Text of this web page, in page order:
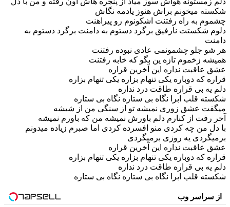
شکسته میخونم براش هنوز یادمه نگاش
چشموم به راه رفتنت اشکونوم رو پیراهنت
دلوم شکستت نارفیق برگرد دستوم به دامنت برگرد دستوم به
دامنت
هر شو جلو چشمونمی عادی نبوده رفتنت
همیشه زخموم تازه ین بگو که خابه رفتنت
عشق عاقبت نداره این آخرین قراره
قراره که دوباره یکی تنهام بزاره یکی تنهام بزاره
دلم یه بی قراره طاقت درد نداره
شکسته قلب ابرا نگاه بی ستاره نگاه بی ستاره
میگفت عشق زوری نمیشه تو از سنگی من از شیشه
آخر رفت از کنارم دلم باورش نمیشه من که باورم نمیشه
با دل من چه کردی منو افسرده کردی اما صبرم زیاده میدونم
برمیگردی یه روزی برمیگردی
عشق عاقبت نداره این آخرین قراره
قراره که دوباره یکی تنهام بزاره یکی تنهام بزاره
دلم یه بی قراره طاقت درد نداره
شکسته قلب ابرا نگاه بی ستاره نگاه بی ستاره
از سراسر وب